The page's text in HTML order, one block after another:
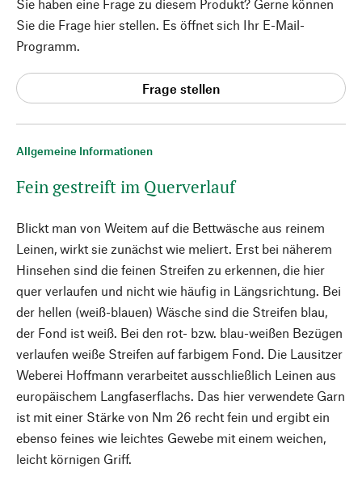
Allgemeine Informationen
Fein gestreift im Querverlauf
Blickt man von Weitem auf die Bettwäsche aus reinem
Leinen, wirkt sie zunächst wie meliert. Erst bei näherem
Hinsehen sind die feinen Streifen zu erkennen, die hier
quer verlaufen und nicht wie häufig in Längsrichtung. Bei
der hellen (weiß-blauen) Wäsche sind die Streifen blau,
der Fond ist weiß. Bei den rot- bzw. blau-weißen Bezügen
verlaufen weiße Streifen auf farbigem Fond. Die Lausitzer
Weberei Hoffmann verarbeitet ausschließlich Leinen aus
europäischem Langfaserflachs. Das hier verwendete Garn
ist mit einer Stärke von Nm 26 recht fein und ergibt ein
ebenso feines wie leichtes Gewebe mit einem weichen,
leicht körnigen Griff.
Sie haben eine Frage zu diesem Produkt? Gerne können
Sie die Frage hier stellen. Es öffnet sich Ihr E-Mail-
Programm.
Frage stellen